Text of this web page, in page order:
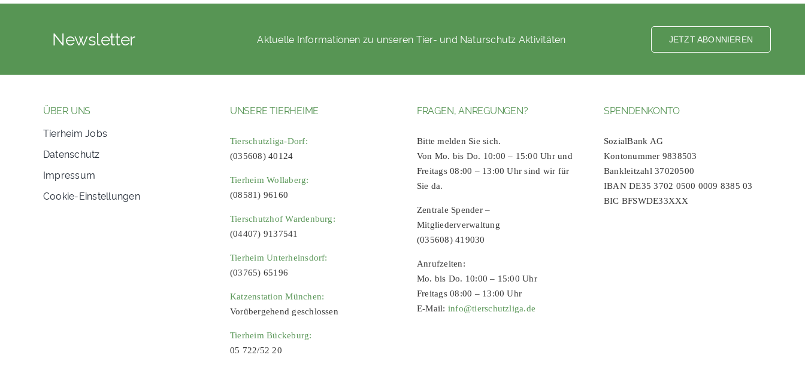
Newsletter Aktuelle Informationen zu unseren Tier- und Naturschutz Aktivitäten JETZT ABONNIEREN
ÜBER UNS
Tierheim Jobs
Datenschutz
Impressum
Cookie-Einstellungen
UNSERE TIERHEIME
Tierschutzliga-Dorf:
(035608) 40124
Tierheim Wollaberg:
(08581) 96160
Tierschutzhof Wardenburg:
(04407) 9137541
Tierheim Unterheinsdorf:
(03765) 65196
Katzenstation München:
Vorübergehend geschlossen
Tierheim Bückeburg:
05 722/52 20
FRAGEN, ANREGUNGEN?
Bitte melden Sie sich.
Von Mo. bis Do. 10:00 – 15:00 Uhr und
Freitags 08:00 – 13:00 Uhr sind wir für
Sie da.
Zentrale Spender –
Mitgliederverwaltung
(035608) 419030
Anrufzeiten:
Mo. bis Do. 10:00 – 15:00 Uhr
Freitags 08:00 – 13:00 Uhr
E-Mail: info@tierschutzliga.de
SPENDENKONTO
SozialBank AG
Kontonummer 9838503
Bankleitzahl 37020500
IBAN DE35 3702 0500 0009 8385 03
BIC BFSWDE33XXX